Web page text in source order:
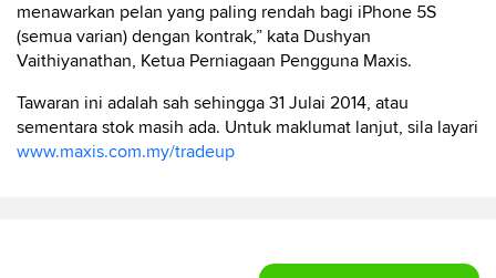
menawarkan pelan yang paling rendah bagi iPhone 5S
(semua varian) dengan kontrak,” kata Dushyan
Vaithiyanathan, Ketua Perniagaan Pengguna Maxis.
Tawaran ini adalah sah sehingga 31 Julai 2014, atau
sementara stok masih ada. Untuk maklumat lanjut, sila layari
www.maxis.com.my/tradeup